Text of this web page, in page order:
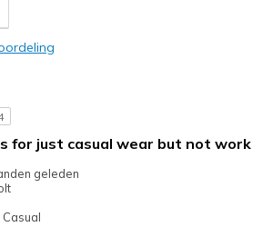
Feels true to size
for just casual wear but not work
geleden
Casual